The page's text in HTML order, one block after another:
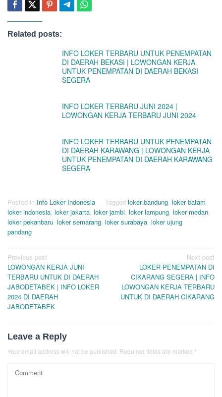
Related posts:
INFO LOKER TERBARU UNTUK PENEMPATAN
DI DAERAH BEKASI | LOWONGAN KERJA
UNTUK PENEMPATAN DI DAERAH BEKASI
SEGERA
INFO LOKER TERBARU JUNI 2024 |
LOWONGAN KERJA TERBARU JUNI 2024
INFO LOKER TERBARU UNTUK PENEMPATAN
DI DAERAH KARAWANG | LOWONGAN KERJA
UNTUK PENEMPATAN DI DAERAH KARAWANG
SEGERA
Posted in Info Loker Indonesia Tagged loker bandung, loker batam,
loker indonesia, loker jakarta, loker jambi, loker lampung, loker medan,
loker pekanbaru, loker semarang, loker surabaya, loker ujung
pandang
Post
navigation
Previous post
LOWONGAN KERJA JUNI
TERBARU UNTUK DI DAERAH
JABODETABEK | INFO LOKER
2024 DI DAERAH
JABODETABEK
Next post
LOKER PENEMPATAN DI
CIKARANG SEGERA | INFO
LOWONGAN KERJA TERBARU
UNTUK DI DAERAH CIKARANG
Leave a Reply
Your email address will not be published. Required fields are marked *